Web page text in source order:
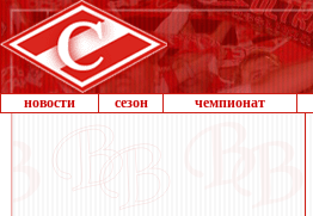
новости сезон чемпионат